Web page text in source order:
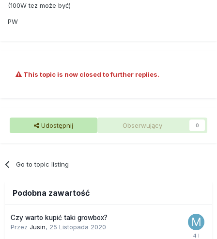
(100W tez może być)
PW
This topic is now closed to further replies.
Udostępnij Obserwujący 0
Go to topic listing
Podobna zawartość
Czy warto kupić taki growbox?
Przez Jusin, 25 Listopada 2020